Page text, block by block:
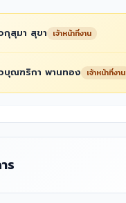
กุสุมา สุขา เจ้าหน้าที่งาน
บุณฑริกา พานทอง เจ้าหน้าที่งาน
ร